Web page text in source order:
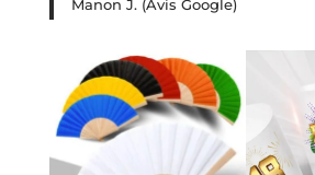
Manon J. (Avis Google)